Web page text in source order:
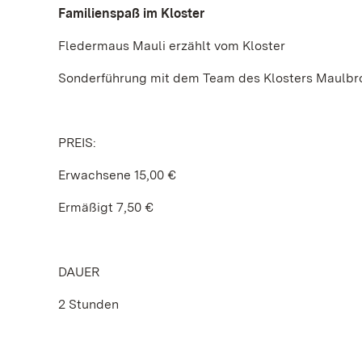
Familienspaß im Kloster
Fledermaus Mauli erzählt vom Kloster
Sonderführung mit dem Team des Klosters
PREIS:
Erwachsene 15,00 €
Ermäßigt 7,50 €
DAUER
2 Stunden